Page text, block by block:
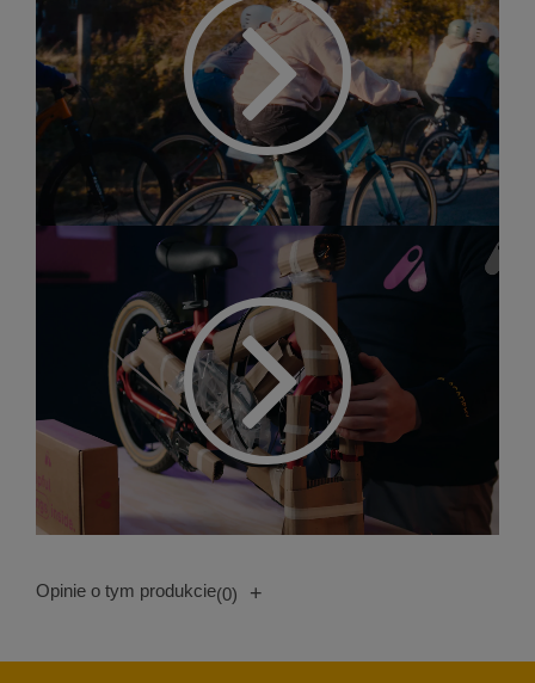
Opinie o tym produkcie(0) +